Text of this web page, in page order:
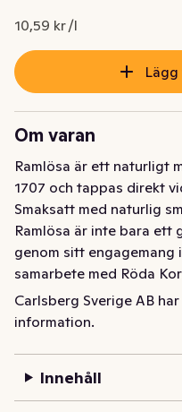
10,59 kr /l
Om varan
Ramlösa är ett naturligt
1707 och tappas direkt
Smaksatt med naturlig
Ramlösa är inte bara
genom sitt engagemang
samarbete med Röda
kyld. Till lunchen,
närhelst törsten faller på.
finaste beteckningen ett
Carlsberg Sverige AB
information.
Innehåll